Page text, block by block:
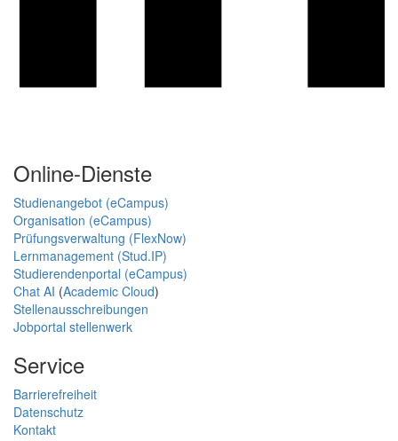
Online-Dienste
Studienangebot (eCampus)
Organisation (eCampus)
Prüfungsverwaltung (FlexNow)
Lernmanagement (Stud.IP)
Studierendenportal (eCampus)
Chat AI (Academic Cloud)
Stellenausschreibungen
Jobportal stellenwerk
Service
Barrierefreiheit
Datenschutz
Kontakt